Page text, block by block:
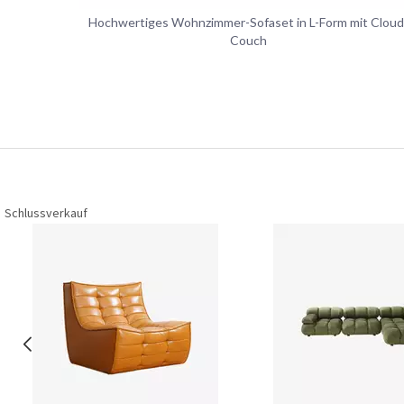
Hochwertiges Wohnzimmer-Sofaset in L-Form mit
Couch
Schlussverkauf